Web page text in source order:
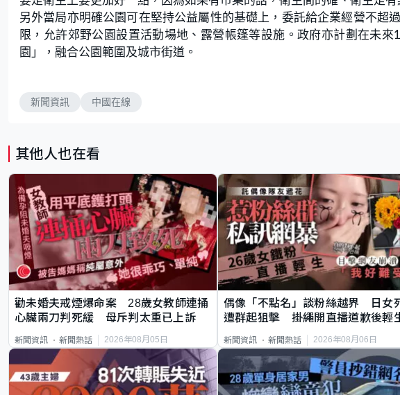
另外當局亦明確公園可在堅持公益屬性的基礎上，委託給企業經營不超
限，允許郊野公園設置活動場地、露營帳篷等設施。政府亦計劃在未
園」，融合公園範圍及城市街道。
新聞資訊 中國在線
其他人也在看
勸未婚夫戒煙爆命案 28歲女教師連捅
心臟兩刀判死緩 母斥判太重已上訴
新聞資訊 新聞熱話 2026年08月05日
偶像「不點名」談粉絲越界 日女
遭群起狙擊 掛繩開直播道歉後輕
新聞資訊 新聞熱話 2026年08月06日